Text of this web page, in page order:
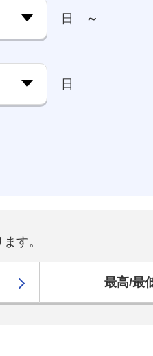
日 ～
日
す。
最高/最